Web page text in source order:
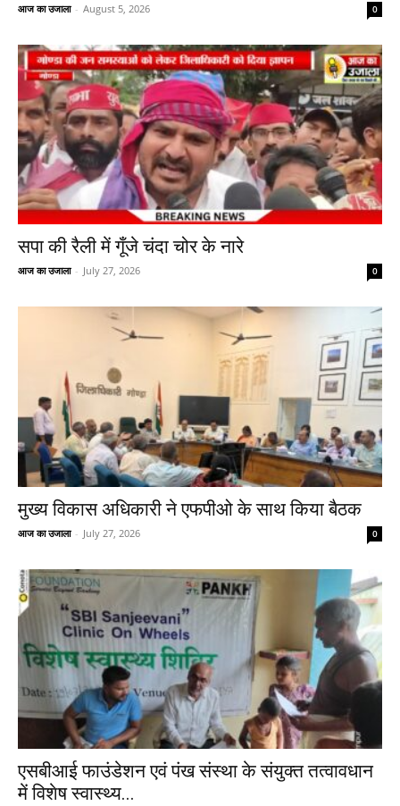
आज का उजाला - August 5, 2026 0
सपा की रैली में गूँजे चंदा चोर के नारे
आज का उजाला - July 27, 2026 0
मुख्य विकास अधिकारी ने एफपीओ के साथ किया बैठक
आज का उजाला - July 27, 2026 0
एसबीआई फाउंडेशन एवं पंख संस्था के संयुक्त तत्वावधान
में विशेष स्वास्थ्य...